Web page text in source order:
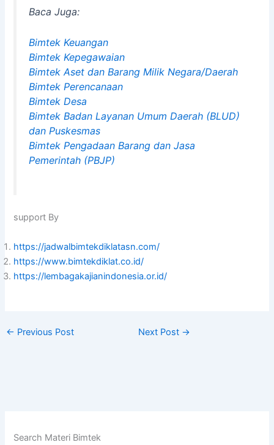
Baca Juga:
Bimtek Keuangan
Bimtek Kepegawaian
Bimtek Aset dan Barang Milik Negara/Daerah
Bimtek Perencanaan
Bimtek Desa
Bimtek Badan Layanan Umum Daerah (BLUD)
dan Puskesmas
Bimtek Pengadaan Barang dan Jasa
Pemerintah (PBJP)
support By
https://jadwalbimtekdiklatasn.com/
https://www.bimtekdiklat.co.id/
https://lembagakajianindonesia.or.id/
← Previous Post Next Post →
Search Materi Bimtek